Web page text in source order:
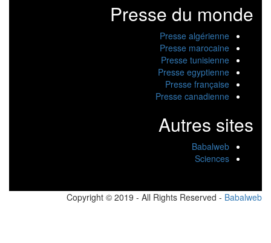
Presse du monde
Presse algérienne
Presse marocaine
Presse tunisienne
Presse egyptienne
Presse française
Presse canadienne
Autres sites
Babalweb
Sciences
Copyright © 2019 - All Rights Reserved -